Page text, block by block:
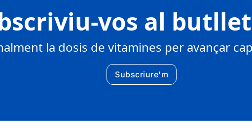
vos al
la dosis de vitamines per avançar
Subscriure'm